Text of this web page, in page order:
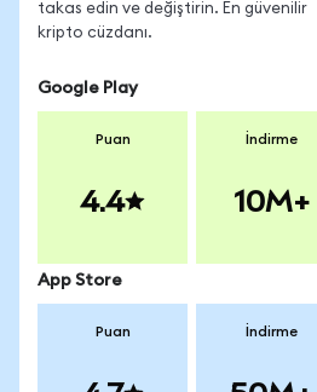
takas edin ve değiştirin. En güvenilir
kripto cüzdanı.
Google Play
Puan
4.4
İndirme
10M+
App Store
Puan İndirme